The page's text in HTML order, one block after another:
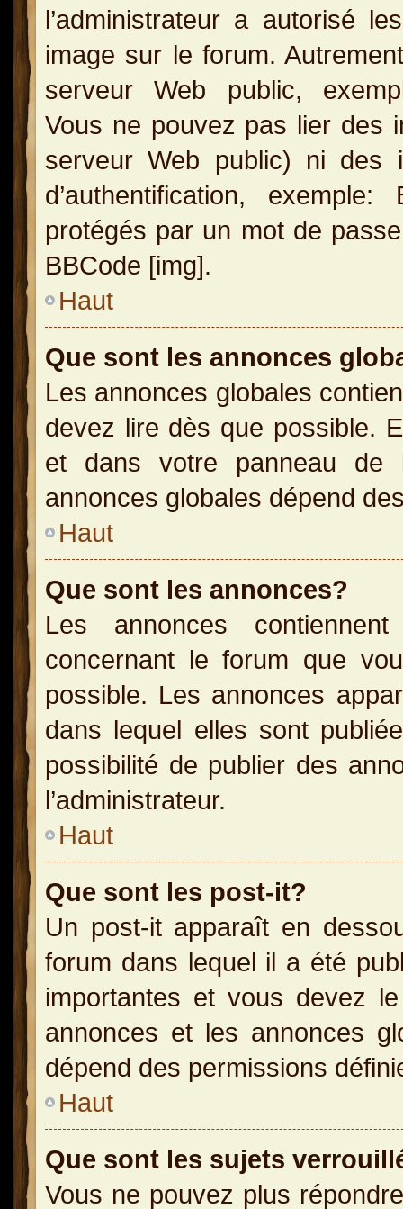
l’administrateur a autorisé
image sur le forum.
serveur Web public,
Vous ne pouvez pas lier des
serveur Web public) ni des
d’authentification,
protégés par un mot de
BBCode [img].
Haut
Que sont les annonces
Les annonces globales
devez lire dès que possible.
et dans votre panneau de
annonces globales dépend
Haut
Que sont les annonces?
Les annonces
concernant le forum que
possible. Les annonces
dans lequel elles sont
possibilité de publier des
l’administrateur.
Haut
Que sont les post-it?
Un post-it apparaît en
forum dans lequel il a été
importantes et vous devez
annonces et les annonces
dépend des permissions
Haut
Que sont les sujets
Vous ne pouvez plus